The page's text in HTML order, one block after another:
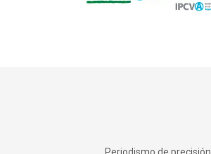
Periodismo de precisión